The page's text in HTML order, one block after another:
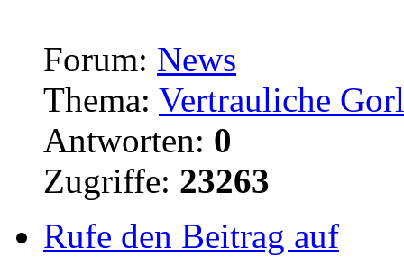
Forum: News
Thema: Vertrauliche
Antworten: 0
Zugriffe: 23263
Rufe den Beitrag auf